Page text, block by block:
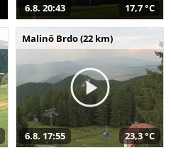
6.8. 20:43 17,7 °C
Malinô Brdo (22 km)
6.8. 17:55 23,3 °C